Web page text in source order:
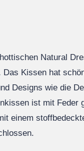
Natural
Kissen hat
Designs wie die
ist mit Feder
einem